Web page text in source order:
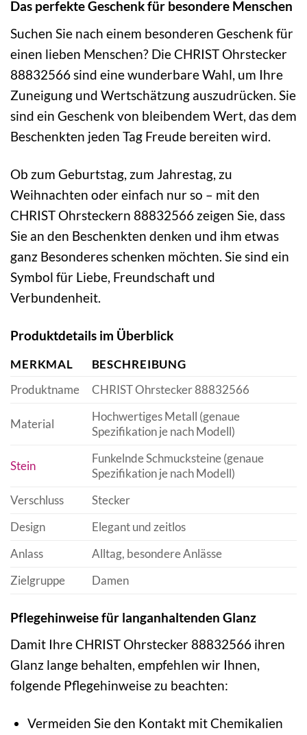
Das perfekte Geschenk für besondere Menschen
Suchen Sie nach einem besonderen Geschenk für
einen lieben Menschen? Die CHRIST Ohrstecker
88832566 sind eine wunderbare Wahl, um Ihre
Zuneigung und Wertschätzung auszudrücken. Sie
sind ein Geschenk von bleibendem Wert, das dem
Beschenkten jeden Tag Freude bereiten wird.
Ob zum Geburtstag, zum Jahrestag, zu
Weihnachten oder einfach nur so – mit den
CHRIST Ohrsteckern 88832566 zeigen Sie, dass
Sie an den Beschenkten denken und ihm etwas
ganz Besonderes schenken möchten. Sie sind ein
Symbol für Liebe, Freundschaft und
Verbundenheit.
Produktdetails im Überblick
MERKMAL
BESCHREIBUNG
Produktname
CHRIST Ohrstecker 88832566
Material
Hochwertiges Metall (genaue
Spezifikation je nach Modell)
Stein
Funkelnde Schmucksteine (genaue
Spezifikation je nach Modell)
Verschluss
Stecker
Design
Elegant und zeitlos
Anlass
Alltag, besondere Anlässe
Zielgruppe
Damen
Pflegehinweise für langanhaltenden Glanz
Damit Ihre CHRIST Ohrstecker 88832566 ihren
Glanz lange behalten, empfehlen wir Ihnen,
folgende Pflegehinweise zu beachten:
Vermeiden Sie den Kontakt mit Chemikalien